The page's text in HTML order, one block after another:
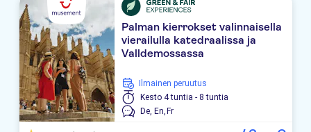
Veronica
Protur Bahia Azul Apartamentos
Universal Bikini
Hipotels Eurotel Punta Rotja
CM Playa del Moro
Palman kierrokset valinnaisella
vierailulla katedraalissa ja
Valldemossassa
Ilmainen peruutus
Kesto 4 tuntia - 8 tuntia
De, En,Fr